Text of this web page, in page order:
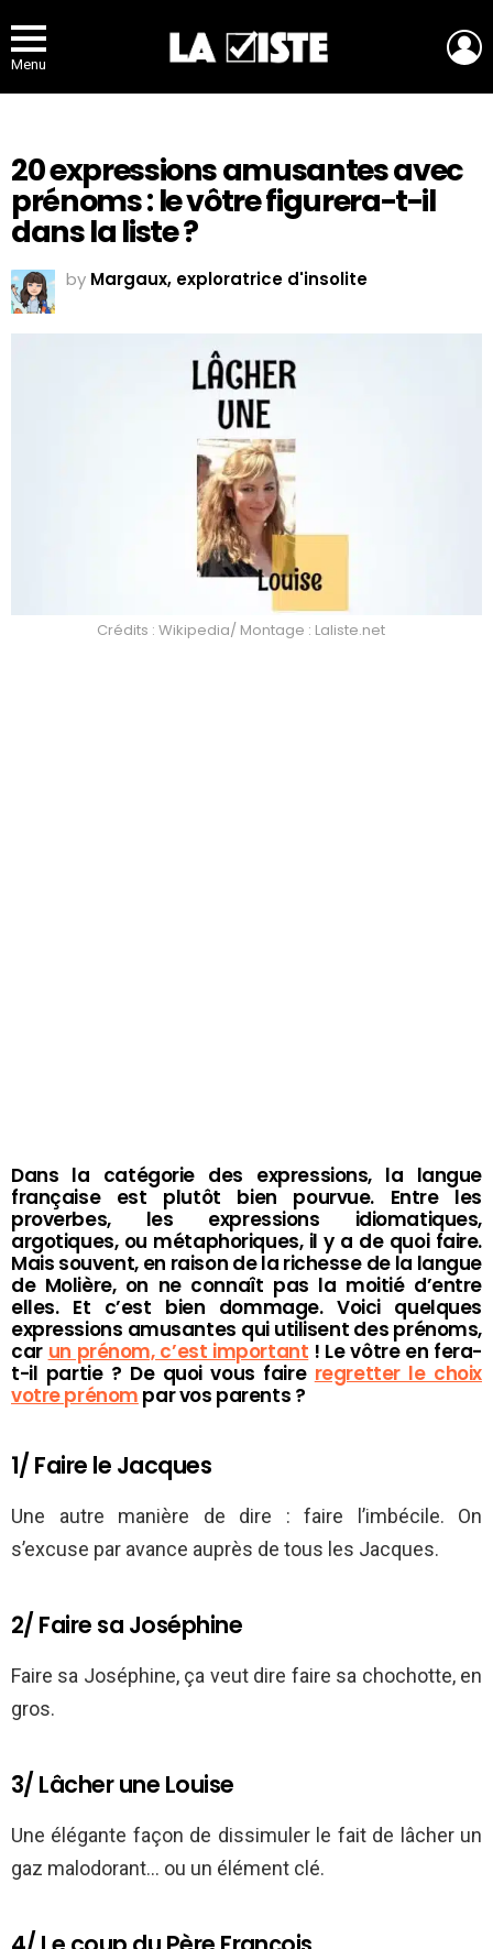
Menu
20 expressions amusantes avec
prénoms : le vôtre figurera-t-il
dans la liste ?
by Margaux, exploratrice d'insolite
Crédits : Wikipedia/ Montage : Laliste.net
Dans la catégorie des expressions, la langue
française est plutôt bien pourvue. Entre les
proverbes, les expressions idiomatiques,
argotiques, ou métaphoriques, il y a de quoi faire.
Mais souvent, en raison de la richesse de la langue
de Molière, on ne connaît pas la moitié d’entre
elles. Et c’est bien dommage. Voici quelques
expressions amusantes qui utilisent des prénoms,
car un prénom, c’est important ! Le vôtre en fera-
t-il partie ? De quoi vous faire regretter le choix
votre prénom par vos parents ?
1/ Faire le Jacques
Une autre manière de dire : faire l’imbécile. On
s’excuse par avance auprès de tous les Jacques.
2/ Faire sa Joséphine
Faire sa Joséphine, ça veut dire faire sa chochotte, en
gros.
3/ Lâcher une Louise
Une élégante façon de dissimuler le fait de lâcher un
gaz malodorant… ou un élément clé.